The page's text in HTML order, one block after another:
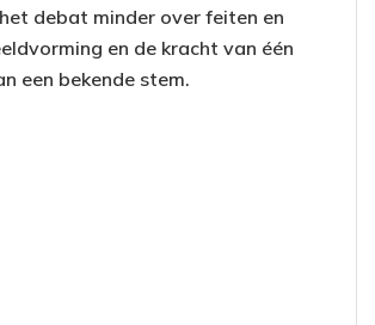
debat minder over feiten en
en de kracht van één
een bekende stem.